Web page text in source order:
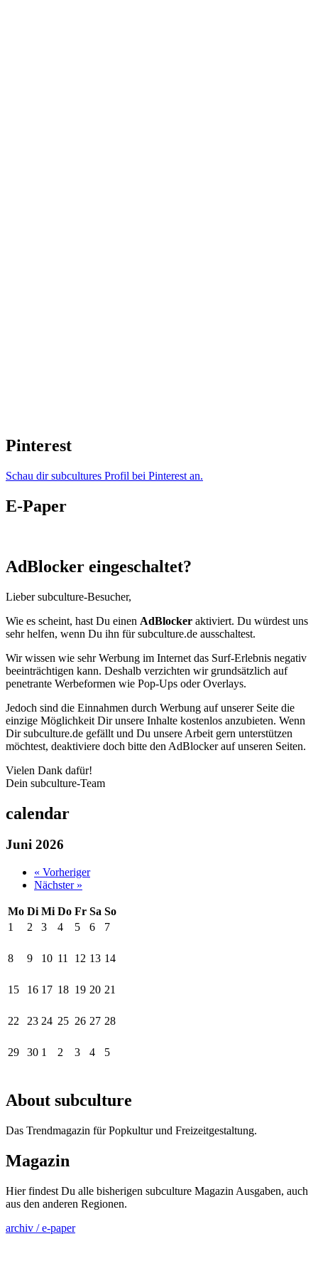
Pinterest
Schau dir subcultures Profil bei Pinterest an.
E-Paper
AdBlocker eingeschaltet?
Lieber subculture-Besucher,
Wie es scheint, hast Du einen AdBlocker aktiviert. Du würdest uns
sehr helfen, wenn Du ihn für subculture.de ausschaltest.
Wir wissen wie sehr Werbung im Internet das Surf-Erlebnis negativ
beeinträchtigen kann. Deshalb verzichten wir grundsätzlich auf
penetrante Werbeformen wie Pop-Ups oder Overlays.
Jedoch sind die Einnahmen durch Werbung auf unserer Seite die
einzige Möglichkeit Dir unsere Inhalte kostenlos anzubieten. Wenn
Dir subculture.de gefällt und Du unsere Arbeit gern unterstützen
möchtest, deaktiviere doch bitte den AdBlocker auf unseren Seiten.
Vielen Dank dafür!
Dein subculture-Team
calendar
Juni 2026
« Vorheriger
Nächster »
Mo Di Mi Do Fr Sa So
1
2 3 4 5 6 7
8 9 10 11 12 13 14
15 16 17 18 19 20 21
22 23 24 25 26 27 28
29 30 1 2 3 4 5
About subculture
Das Trendmagazin für Popkultur und Freizeitgestaltung.
Magazin
Hier findest Du alle bisherigen subculture Magazin Ausgaben, auch
aus den anderen Regionen.
archiv / e-paper